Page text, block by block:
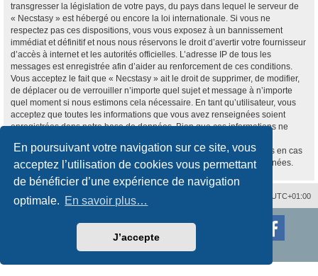
En poursuivant votre navigation sur ce site, vous
acceptez l’utilisation de cookies vous permettant
de bénéficier d’une expérience de navigation
optimale. En savoir plus…
J’accepte
transgresser la législation de votre pays, du pays dans lequel le serveur de
« Necstasy » est hébergé ou encore la loi internationale. Si vous ne
respectez pas ces dispositions, vous vous exposez à un bannissement
immédiat et définitif et nous nous réservons le droit d’avertir votre fournisseur
d’accès à internet et les autorités officielles. L’adresse IP de tous les
messages est enregistrée afin d’aider au renforcement de ces conditions.
Vous acceptez le fait que « Necstasy » ait le droit de supprimer, de modifier,
de déplacer ou de verrouiller n’importe quel sujet et message à n’importe
quel moment si nous estimons cela nécessaire. En tant qu’utilisateur, vous
acceptez que toutes les informations que vous avez renseignées soient
enregistrées dans notre base de données. Bien que ces informations ne
« Necstasy », ni phpBB, ne pourront être tenus comme responsables en cas
de tentative de piratage informatique visant à compromettre vos données.
UTC+01:00
Supprimer les cookies
Nous contacter
2017
Conditions